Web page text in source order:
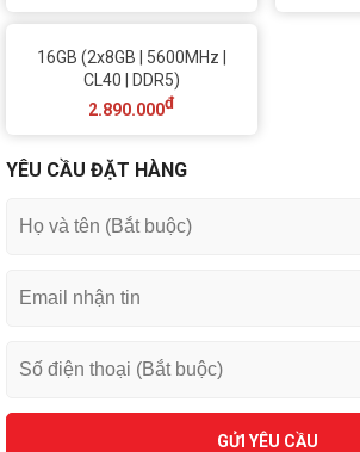
16GB (2x8GB | 5600MHz |
CL40 | DDR5)
2.890.000đ
YÊU CẦU ĐẶT HÀNG
GỬI YÊU CẦU